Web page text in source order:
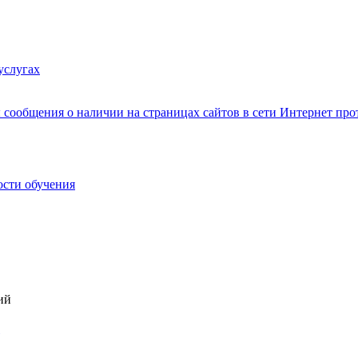
о наличии на страницах сайтов в сети Интернет
обучения